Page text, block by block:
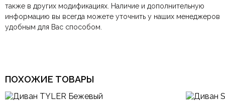
также в других модификациях. Наличие и дополнительную
информацию вы всегда можете уточнить у наших менеджеров
удобным для Вас способом.
РАЗМЕР 4400х3000х910мм.
Форма
Наличие спального
ПОХОЖИЕ ТОВАРЫ